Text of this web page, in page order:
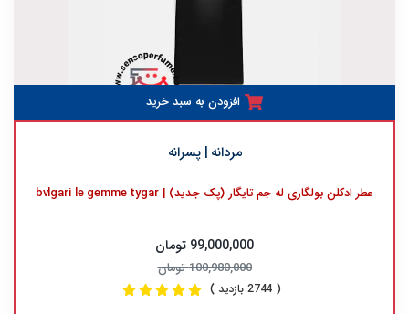
افزودن به سبد خرید
مردانه | پسرانه
عطر ادکلن بولگاری له جم تایگار (پک جدید) | bvlgari le gemme tygar
99,000,000 تومان
100,980,000 تومان
( 2744 بازدید )